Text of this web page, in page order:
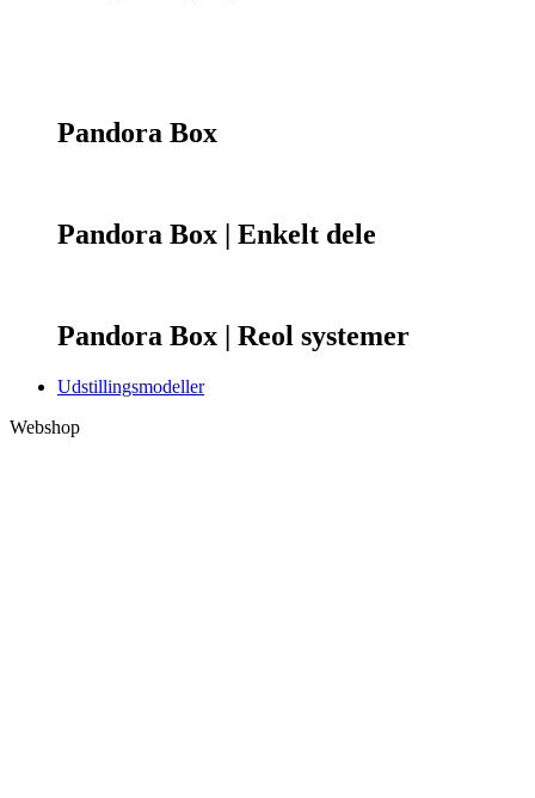
Pandora Box
Pandora Box | Enkelt dele
Pandora Box | Reol systemer
Udstillingsmodeller
Webshop